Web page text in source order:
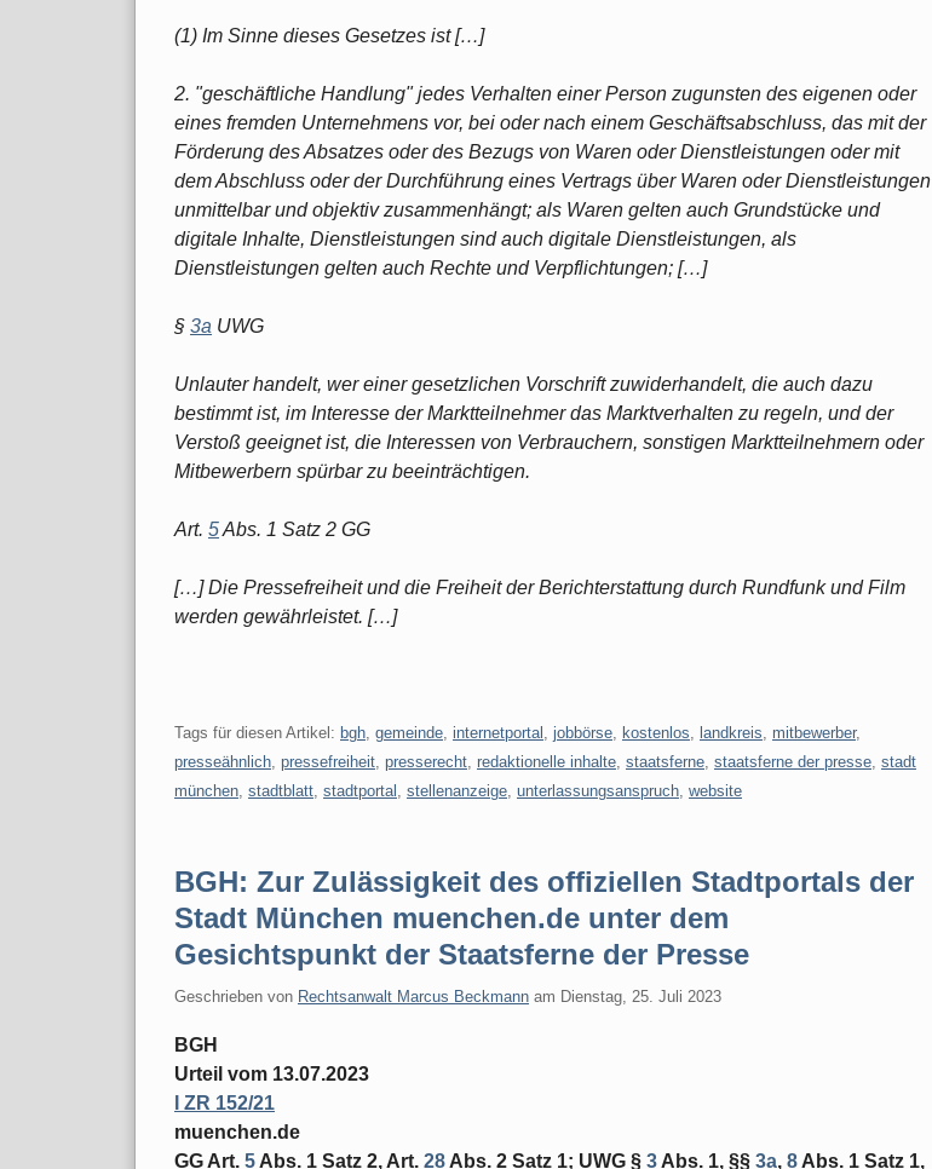
(1) Im Sinne dieses Gesetzes ist […]
2. "geschäftliche Handlung" jedes Verhalten einer Person zugunsten des eigenen oder
eines fremden Unternehmens vor, bei oder nach einem Geschäftsabschluss, das mit der
Förderung des Absatzes oder des Bezugs von Waren oder Dienstleistungen oder mit
dem Abschluss oder der Durchführung eines Vertrags über Waren oder Dienstleistungen
unmittelbar und objektiv zusammenhängt; als Waren gelten auch Grundstücke und
digitale Inhalte, Dienstleistungen sind auch digitale Dienstleistungen, als
Dienstleistungen gelten auch Rechte und Verpflichtungen; […]
§ 3a UWG
Unlauter handelt, wer einer gesetzlichen Vorschrift zuwiderhandelt, die auch dazu
bestimmt ist, im Interesse der Marktteilnehmer das Marktverhalten zu regeln, und der
Verstoß geeignet ist, die Interessen von Verbrauchern, sonstigen Marktteilnehmern oder
Mitbewerbern spürbar zu beeinträchtigen.
Art. 5Abs. 1 Satz 2 GG
[…] Die Pressefreiheit und die Freiheit der Berichterstattung durch Rundfunk und Film
werden gewährleistet. […]
Tags für diesen Artikel: bgh gemeinde internetportal jobbörse kostenlos landkreis mitbewerber,
presseähnlich pressefreiheit presserecht redaktionelle inhalte staatsferne staatsferne der presse stadt
münchen stadtblatt stadtportal stellenanzeige unterlassungsanspruch website
BGH: Zur Zulässigkeit des offiziellen Stadtportals der
Stadt München muenchen.de unter dem
Gesichtspunkt der Staatsferne der Presse
Geschrieben von Rechtsanwalt Marcus Beckmann am Dienstag, 25. Juli 2023
BGH
Urteil vom 13.07.2023
I ZR 152/21
muenchen.de
GG Art. 5 Abs. 1 Satz 2, Art. 28 Abs. 2 Satz 1; UWG § 3 Abs. 1, §§ 3a, 8 Abs. 1 Satz 1,